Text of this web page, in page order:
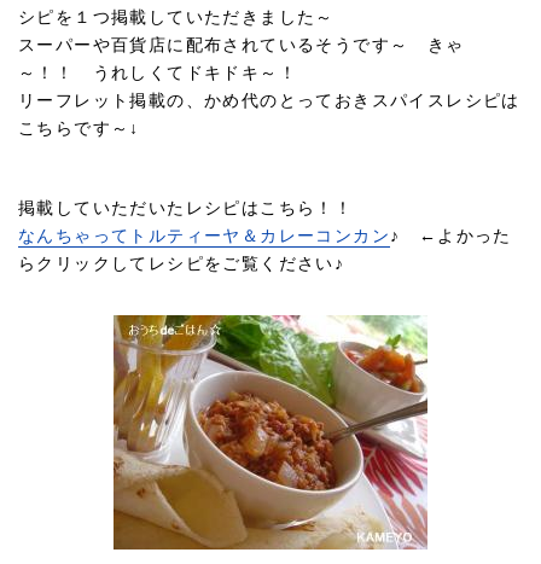
シピを１つ掲載していただきました～
スーパーや百貨店に配布されているそうです～ きゃ
～！！ うれしくてドキドキ～！
リーフレット掲載の、かめ代のとっておきスパイスレシピは
こちらです～↓
掲載していただいたレシピはこちら！！
なんちゃってトルティーヤ＆カレーコンカン ♪ ←よかった
らクリックしてレシピをご覧ください♪